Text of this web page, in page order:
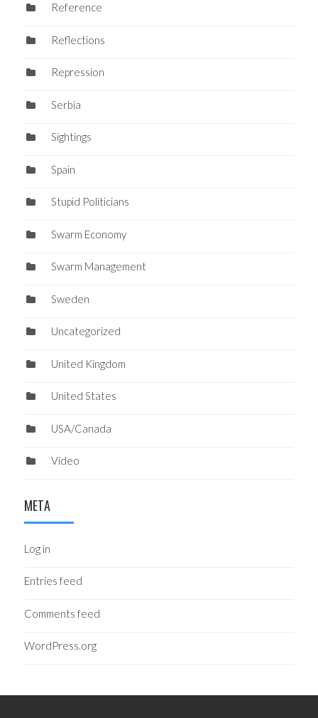
Reference
Reflections
Repression
Serbia
Sightings
Spain
Stupid Politicians
Swarm Economy
Swarm Management
Sweden
Uncategorized
United Kingdom
United States
USA/Canada
Video
META
Log in
Entries feed
Comments feed
WordPress.org